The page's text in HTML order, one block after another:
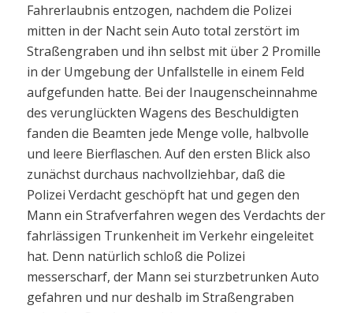
Fahrerlaubnis entzogen, nachdem die Polizei
mitten in der Nacht sein Auto total zerstört im
Straßengraben und ihn selbst mit über 2 Promille
in der Umgebung der Unfallstelle in einem Feld
aufgefunden hatte. Bei der Inaugenscheinnahme
des verunglückten Wagens des Beschuldigten
fanden die Beamten jede Menge volle, halbvolle
und leere Bierflaschen. Auf den ersten Blick also
zunächst durchaus nachvollziehbar, daß die
Polizei Verdacht geschöpft hat und gegen den
Mann ein Strafverfahren wegen des Verdachts der
fahrlässigen Trunkenheit im Verkehr eingeleitet
hat. Denn natürlich schloß die Polizei
messerscharf, der Mann sei sturzbetrunken Auto
gefahren und nur deshalb im Straßengraben